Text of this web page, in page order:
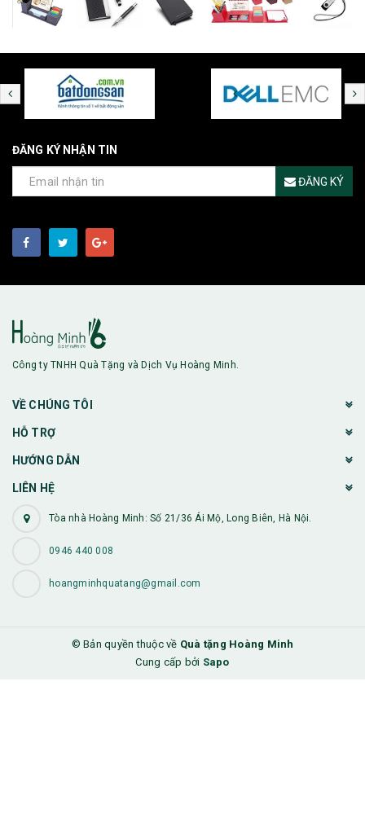
ĐĂNG KÝ NHẬN TIN
ĐĂNG KÝ
Công ty TNHH Quà Tặng và Dịch Vụ Hoàng Minh.
VỀ CHÚNG TÔI
HỖ TRỢ
HƯỚNG DẪN
LIÊN HỆ
Tòa nhà Hoàng Minh: Số 21/36 Ái Mộ, Long Biên, Hà Nội.
0946 440 008
hoangminhquatang@gmail.com
© Bản quyền thuộc về Quà tặng Hoàng Minh
Cung cấp bởi Sapo